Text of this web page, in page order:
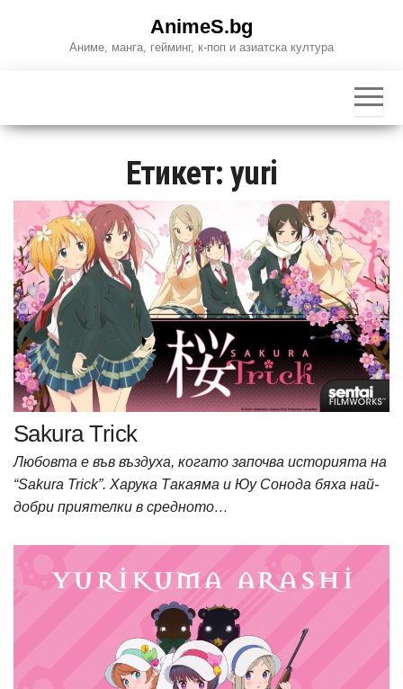
AnimeS.bg
Аниме, манга, гейминг, к-поп и азиатска култура
Етикет:yuri
Sakura Trick
Любовта е във въздуха, когато започва историята на
“Sakura Trick”. Харука Такаяма и Юу Сонода бяха най-
добри приятелки в средното…